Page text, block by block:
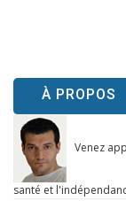
À PROPOS
Venez
santé et